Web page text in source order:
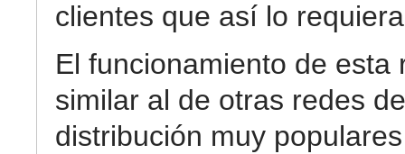
clientes que así lo
El funcionamiento de esta
similar al de otras redes de
distribución muy